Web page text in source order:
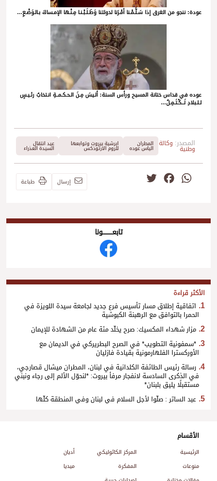
عودة: ننجو من الغرق إذا سَـلَّـمْـنا أمْـرَنا لدولتنا وَطَـلَـبْـنـا مِـنْـها الإمـساكَ بـالـوَضْـعِ…
عوده في قداس ختانة المسيح ورأس السنة: ألـيسَ مِـنَ الـحـكـمــةِ انـتخابُ رئـيـسٍ
لـلـبلادِ تَــكْـتَـمِـلُ…
المصدر: وكالة
وطنية
المطران
الياس عوده
ابرشية بيروت وتوابعها
للروم الارثوذكس
عيد انتقال
السيدة العذراء
WhatsApp
Facebook إرسال طباعة
تابعــــــــــونا
الأكثر قراءة
اتفاقية إطلاق مسار تأسيس فرع جديد لجامعة سيدة اللويزة في
الحمرا بالتوافق مع الرهبنة الكبوشية
مزار شهداء المكسيك: صرح يخلّد مئة عام من الشهادة للإيمان
*سمفونية التطويب* في الصرح البطريركي في الديمان مع
الأوركسترا الفلهارمونية بقيادة فازليان
رسالة رئيس الطائفة الكلدانية في لبنان، المطران ميشال قصارجي،
في الذكرى السادسة لانفجار مرفأ بيروت: *لنحوّل الألم إلى رجاء ونبني
مستقبلًا يليق بلبنان*
عبد الساتر : صلّوا لأجل السلام في لبنان وفي المنطقة كلّها
الأقسام
الرئيسية المركز الكاثوليكي
أديان
منوعات
المفكرة
ميديا